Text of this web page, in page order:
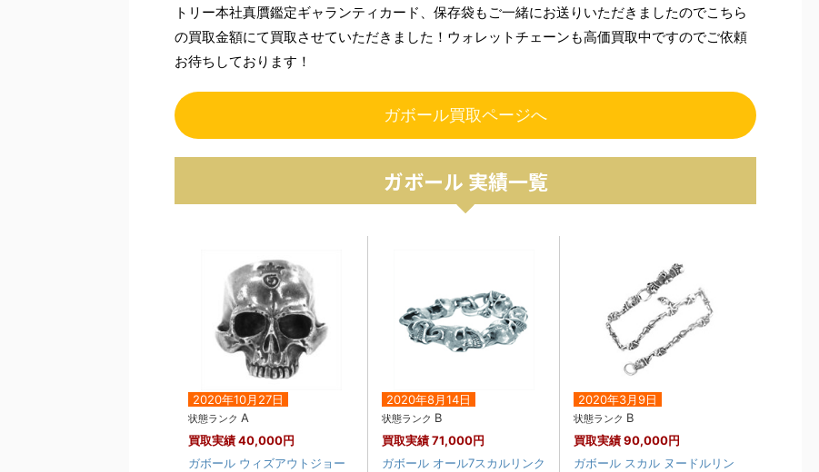
トリー本社真贋鑑定ギャランティカード、保存袋もご一緒にお送りいただきましたのでこちら
の買取金額にて買取させていただきました！ウォレットチェーンも高価買取中ですのでご依頼
お待ちしております！
ガボール買取ページへ
ガボール 実績一覧
2020年10月27日
状態ランク A
買取実績40,000円
ガボール ウィズアウトジョー
2020年8月14日
状態ランク B
買取実績71,000円
ガボール オール7スカルリンク
2020年3月9日
状態ランク B
買取実績90,000円
ガボール スカル ヌードルリン